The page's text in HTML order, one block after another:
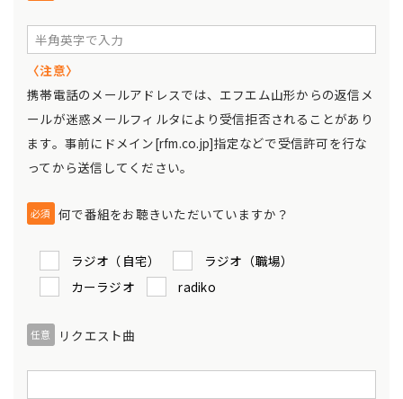
〈注意〉
携帯電話のメールアドレスでは、エフエム山形からの返信メ
ールが迷惑メールフィルタにより受信拒否されることがあり
ます。事前にドメイン[rfm.co.jp]指定などで受信許可を行な
ってから送信してください。
必須 何で番組をお聴きいただいていますか？
ラジオ（自宅）
ラジオ（職場）
カーラジオ
radiko
任意 リクエスト曲